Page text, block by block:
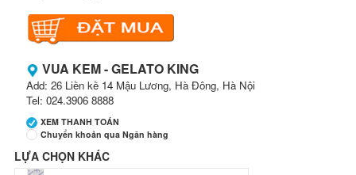
VUA KEM - GELATO KING
Add: 26 Liền kề 14 Mậu Lương, Hà Đông, Hà Nội
Tel: 024.3906 8888
XEM THANH TOÁN
Chuyển khoản qua Ngân hàng
Ngân hàng Ngoại thương Việt Nam
LỰA CHỌN KHÁC